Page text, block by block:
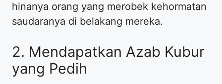
hinanya orang yang merobek kehormatan
saudaranya di belakang mereka.
2. Mendapatkan Azab Kubur
yang Pedih